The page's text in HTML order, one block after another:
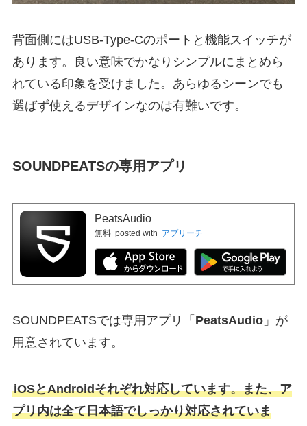
背面側にはUSB-Type-Cのポートと機能スイッチが
あります。良い意味でかなりシンプルにまとめら
れている印象を受けました。あらゆるシーンでも
選ばず使えるデザインなのは有難いです。
SOUNDPEATSの専用アプリ
PeatsAudio
無料 posted with アプリーチ
SOUNDPEATSでは専用アプリ「 PeatsAudio」が
用意されています。
iOSとAndroidそれぞれ対応しています。また、ア
プリ内は全て日本語でしっかり対応されていま